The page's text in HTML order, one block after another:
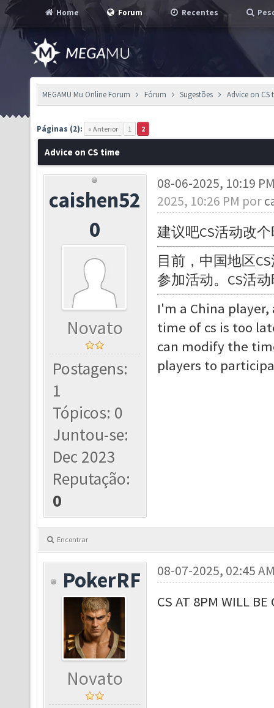
Home Forum Recentes
MEGAMU Mu Online Forum Fórum Sugestões Advice on CS
Páginas (2): « Anterior 1 2
Advice on CS time
caishen52
0
Novato
Postagens:
1
Tópicos: 0
Juntou-se:
Dec 2023
Reputação:
0
08-06-2025, 10:19
2025, 10:26 PM por
建议吧CS活动改
目前，中国地区
参加活动。CS活
I'm a China
time of cs is too
can modify the
players to
Encontrar
PokerRF
Novato
08-07-2025, 02:45
CS AT 8PM WILL BE